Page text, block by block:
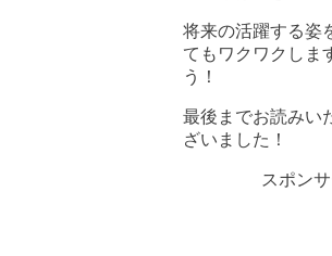
将来の活躍する姿
てもワクワクしま
う！
最後までお読みい
ざいました！
スポン